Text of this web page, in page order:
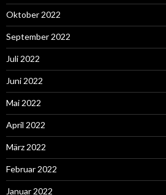
Oktober 2022
September 2022
Juli 2022
Juni 2022
Mai 2022
April 2022
März 2022
Februar 2022
Januar 2022